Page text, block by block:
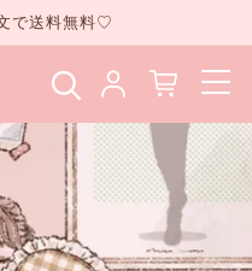
で送料無料♡